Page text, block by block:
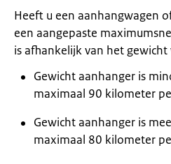
Heeft u een aanhangwagen
een aangepaste
is afhankelijk van het
Gewicht aanhanger is
maximaal 90 kilometer
Gewicht aanhanger is
maximaal 80 kilometer